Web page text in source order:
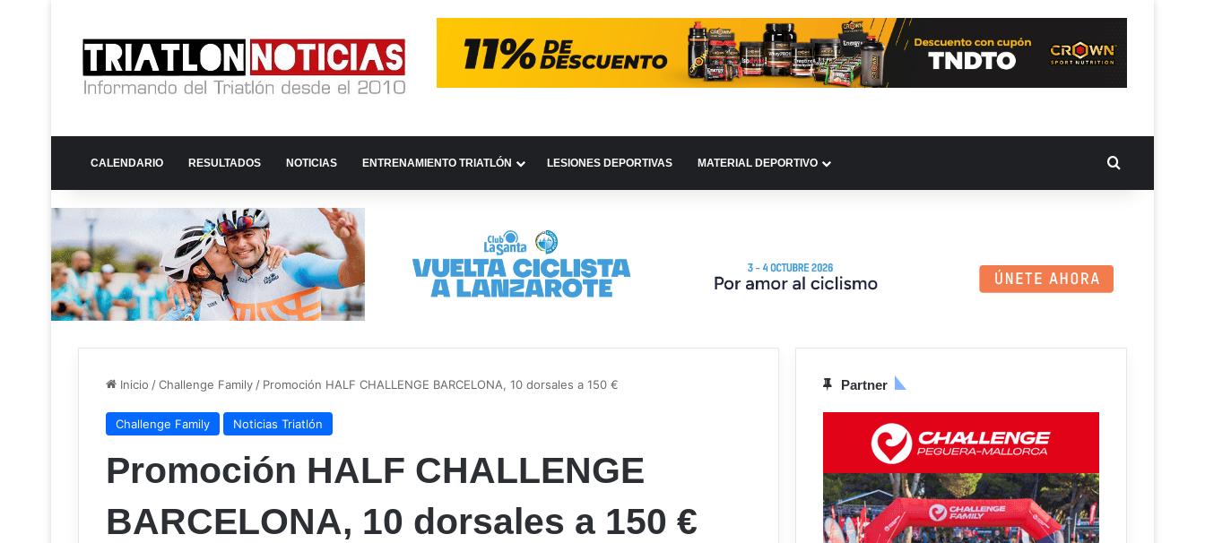
CALENDARIO RESULTADOS NOTICIAS ENTRENAMIENTO TRIATLÓN LESIONES DEPORTIVAS MATERIAL DEPORTIVO BUSCAR
Inicio /Challenge Family / Promoción HALF CHALLENGE BARCELONA, 10 dorsales a 150 €
Challenge Family Noticias Triatlón
Promoción HALF CHALLENGE
BARCELONA, 10 dorsales a 150 €
Partner